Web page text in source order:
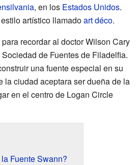
, en los Estados Unidos.
artístico llamadoart déco.
recordar al doctor Wilson Cary
de Fuentes de Filadelfia.
una fuente especial en su
la ciudad aceptara ser dueña de la
en el centro de Logan Circle
Fuente Swann?